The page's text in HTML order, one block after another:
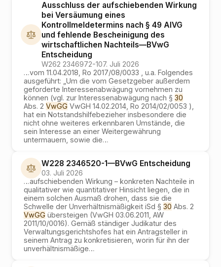
Ausschluss der aufschiebenden Wirkung
bei Versäumung eines
Kontrollmeldetermins nach § 49 AlVG
und fehlende Bescheinigung des
wirtschaftlichen Nachteils—BVwG
Entscheidung
W262 2346972-107. Juli 2026
…vom 11.04.2018, Ro 2017/08/0033 , u.a. Folgendes
ausgeführt: „Um die vom Gesetzgeber außerdem
geforderte Interessenabwägung vornehmen zu
können (vgl. zur Interessenabwägung nach § 30
Abs. 2 VwGG VwGH 14.02.2014, Ro 2014/02/0053 ),
hat ein Notstandshilfebezieher insbesondere die
nicht ohne weiteres erkennbaren Umstände, die
sein Interesse an einer Weitergewährung
untermauern, sowie die…
W228 2346520-1—BVwG Entscheidung
03. Juli 2026
…aufschiebenden Wirkung – konkreten Nachteile in
qualitativer wie quantitativer Hinsicht liegen, die in
einem solchen Ausmaß drohen, dass sie die
Schwelle der Unverhältnismäßigkeit iSd § 30 Abs. 2
VwGG übersteigen (VwGH 03.06.2011, AW
2011/10/0016). Gemäß ständiger Judikatur des
Verwaltungsgerichtshofes hat ein Antragsteller in
seinem Antrag zu konkretisieren, worin für ihn der
unverhältnismäßige…